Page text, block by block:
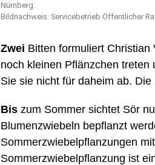
Nürnberg.
Bildnachweis: Servicebetrieb Öffentlicher
Zwei Bitten formuliert Christian
noch kleinen Pflänzchen
Sie sie nicht für daheim ab.
Bis zum Sommer sichtet Sör
Blumenzwiebeln bepflanzt
Sommerzwiebelpflanzungen
Sommerzwiebelpflanzung ist